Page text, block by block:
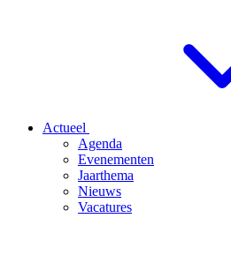
Actueel
Agenda
Evenementen
Jaarthema
Nieuws
Vacatures